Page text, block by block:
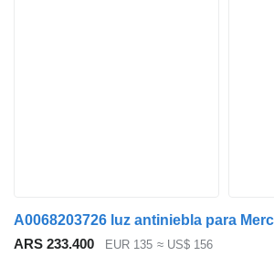
ARS 233.400 EUR 135 ≈ US$ 156